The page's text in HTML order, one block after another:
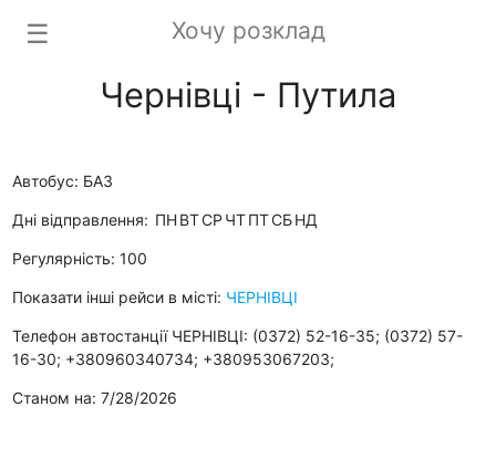
Хочу розклад
☰
Чернівці - Путила
Автобус: БАЗ
Дні відправлення: ПН ВТСР ЧТ ПТСБ НД
Регулярність: 100
Показати інші рейси в місті: ЧЕРНІВЦІ
Телефон автостанції ЧЕРНІВЦІ: (0372) 52-16-35; (0372) 57-
16-30; +380960340734; +380953067203;
Станом на: 7/28/2026